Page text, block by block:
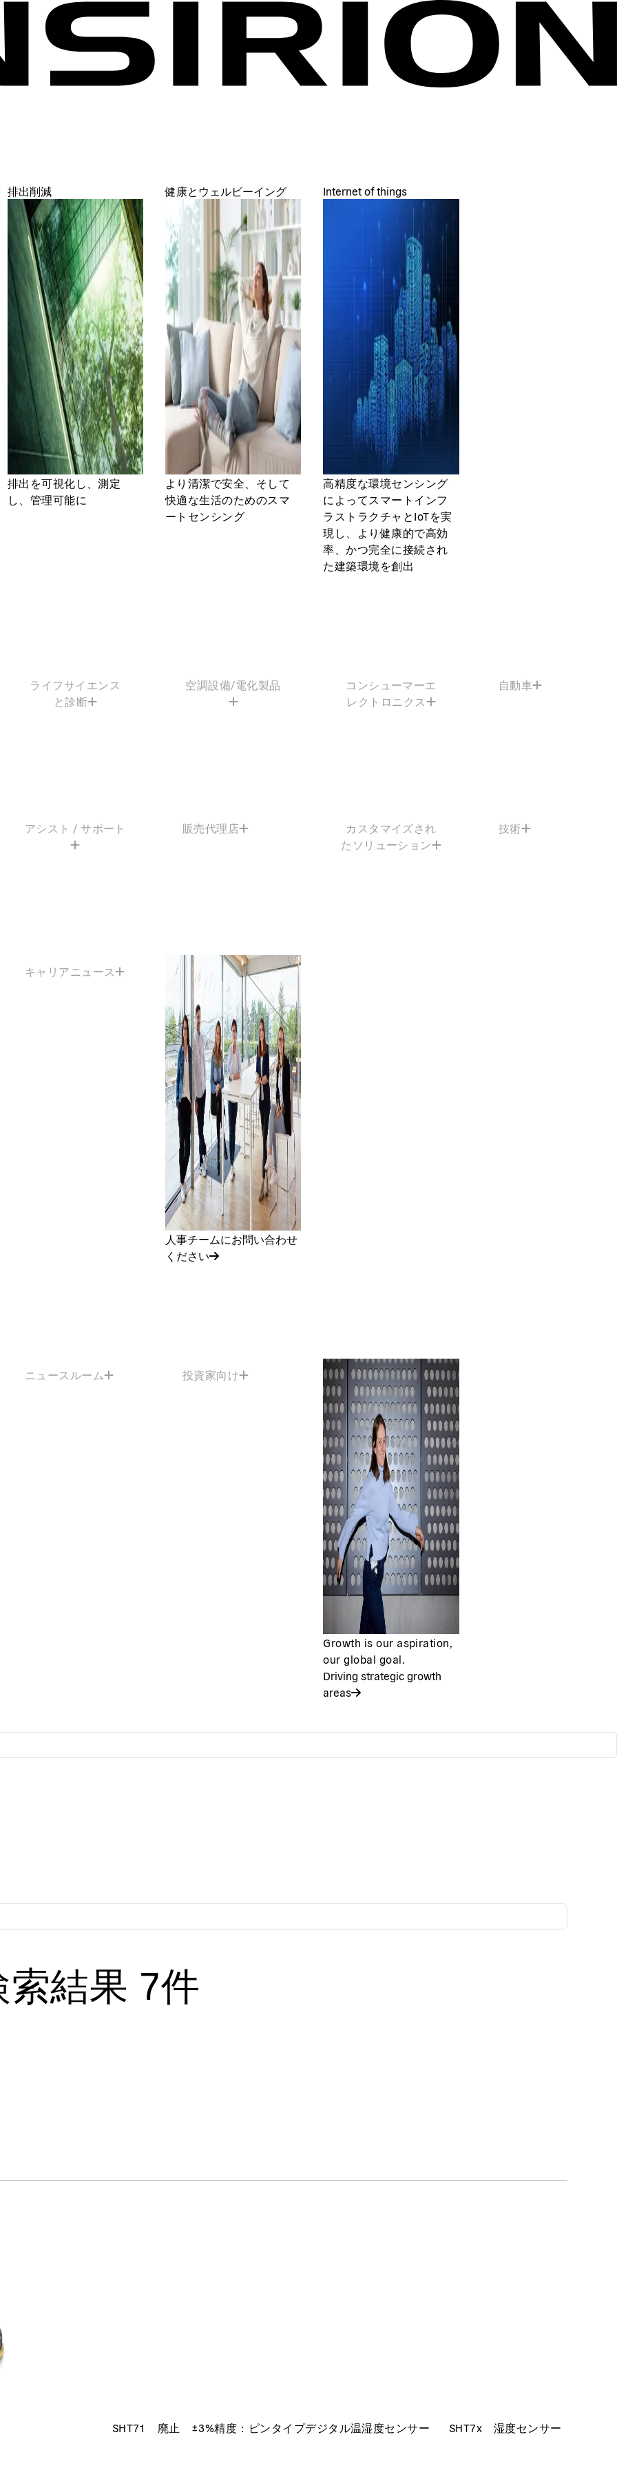
排出削減
排出を可視化し、測定
し、管理可能に
健康とウェルビーイング
より清潔で安全、そして
快適な生活のためのスマ
ートセンシング
Internet of things
高精度な環境センシング
によってスマートインフ
ラストラクチャとIoTを実
現し、より健康的で高効
率、かつ完全に接続され
た建築環境を創出
ライフサイエンス
と診断
空調設備/電化製品
コンシューマーエ
レクトロニクス
自動車
アシスト / サポート 販売代理店
カスタマイズされ
たソリューション
技術
キャリアニュース
人事チームにお問い合わせ
ください
ニュースルーム 投資家向け
Growth is our aspiration,
our global goal.
Driving strategic growth
areas
結果 7件
SHT71 廃止 ±3%精度：ピンタイプデジタル温湿度センサー SHT7x 湿度センサー